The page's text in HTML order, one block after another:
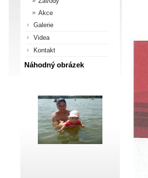
Akce
Galerie
Videa
Kontakt
Náhodný obrázek